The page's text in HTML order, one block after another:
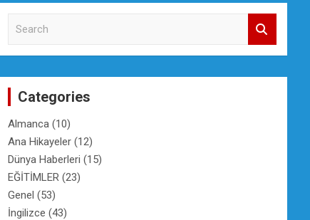
c
Categories
Almanca (10)
Ana Hikayeler (12)
Dünya Haberleri (15)
EĞİTİMLER (23)
Genel (53)
İngilizce (43)